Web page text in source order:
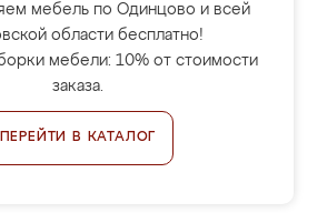
мебель по Одинцово и всей
области бесплатно!
мебели: 10% от стоимости
заказа.
ПЕРЕЙТИ В КАТАЛОГ